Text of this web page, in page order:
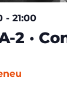
- 21:00
2 ·